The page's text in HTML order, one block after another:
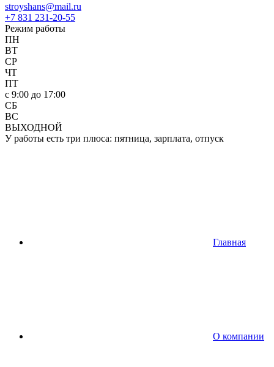
stroyshans@mail.ru
+7 831 231-20-55
Режим работы
ПН
ВТ
СР
ЧТ
ПТ
c 9:00 до 17:00
СБ
ВС
ВЫХОДНОЙ
У работы есть три плюса: пятница, зарплата, отпуск
Главная
О компании